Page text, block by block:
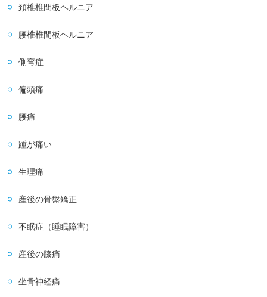
頚椎椎間板ヘルニア
腰椎椎間板ヘルニア
側弯症
偏頭痛
腰痛
踵が痛い
生理痛
産後の骨盤矯正
不眠症（睡眠障害）
産後の膝痛
坐骨神経痛